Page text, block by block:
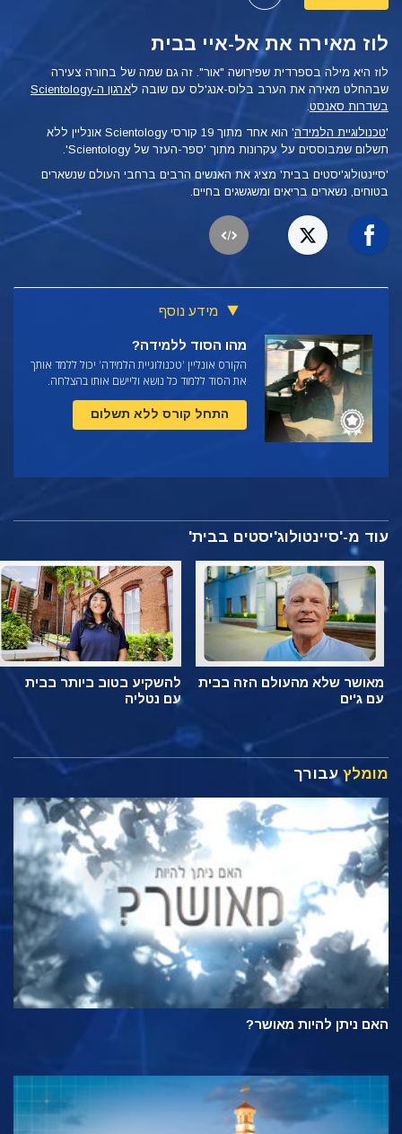
לוז מאירה את אל-איי בבית
לוז היא מילה בספרדית שפירושה "אור". זה גם שמה של בחורה צעירה
שבהחלט מאירה את הערב בלוס-אנג'לס עם שובה ל
ארגון ה-Scientology
בשדרות סאנסט.
'טכנולוגיית הלמידה'
הוא אחד מתוך 19 קורסי Scientology אונליין ללא
תשלום שמבוססים על עקרונות מתוך 'ספר-העזר של Scientology'.
'סיינטולוג'יסטים בבית' מציג את האנשים הרבים ברחבי העולם שנשארים
בטוחים, נשארים בריאים ומשגשגים בחיים.
מידע נוסף
מהו הסוד ללמידה?
הקורס אונליין 'טכנולוגיית הלמידה' יכול ללמד אותך
את הסוד ללמוד כל נושא וליישם אותו בהצלחה.
התחל קורס ללא תשלום
עוד מ-'סיינטולוג'יסטים בבית'
מאושר שלא מהעולם הזה בבית
עם ג'ים
להשקיע בטוב ביותר בבית
עם נטליה
מומלץעבורך
האם ניתן להיות מאושר?